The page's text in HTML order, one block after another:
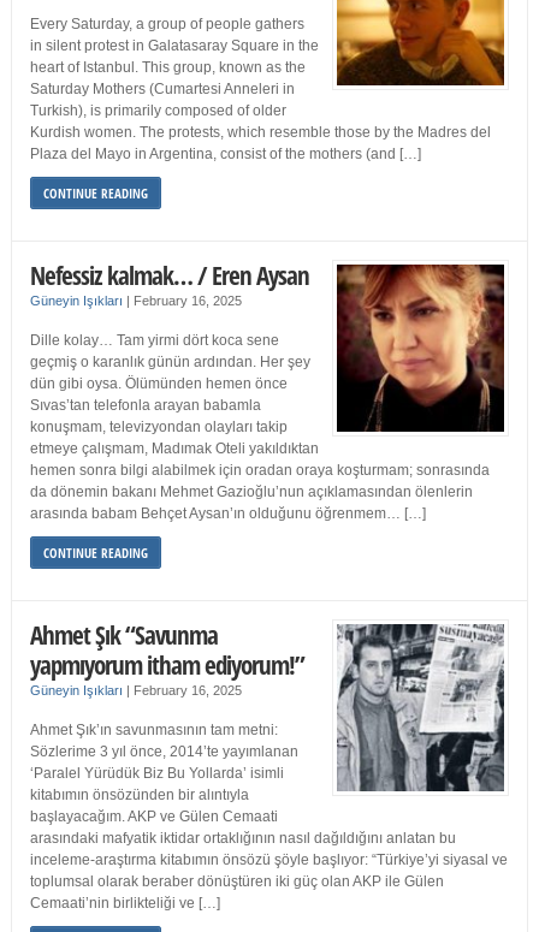
Every Saturday, a group of people gathers
in silent protest in Galatasaray Square in the
heart of Istanbul. This group, known as the
Saturday Mothers (Cumartesi Anneleri in
Turkish), is primarily composed of older
Kurdish women. The protests, which resemble those by the Madres del
Plaza del Mayo in Argentina, consist of the mothers (and […]
CONTINUE READING
Nefessiz kalmak… / Eren Aysan
Güneyin Işıkları | February 16, 2025
Dille kolay… Tam yirmi dört koca sene
geçmiş o karanlık günün ardından. Her şey
dün gibi oysa. Ölümünden hemen önce
Sıvas’tan telefonla arayan babamla
konuşmam, televizyondan olayları takip
etmeye çalışmam, Madımak Oteli yakıldıktan
hemen sonra bilgi alabilmek için oradan oraya koşturmam; sonrasında
da dönemin bakanı Mehmet Gazioğlu’nun açıklamasından ölenlerin
arasında babam Behçet Aysan’ın olduğunu öğrenmem… […]
CONTINUE READING
Ahmet Şık “Savunma
yapmıyorum itham ediyorum!”
Güneyin Işıkları | February 16, 2025
Ahmet Şık’ın savunmasının tam metni:
Sözlerime 3 yıl önce, 2014’te yayımlanan
‘Paralel Yürüdük Biz Bu Yollarda’ isimli
kitabımın önsözünden bir alıntıyla
başlayacağım. AKP ve Gülen Cemaati
arasındaki mafyatik iktidar ortaklığının nasıl dağıldığını anlatan bu
inceleme-araştırma kitabımın önsözü şöyle başlıyor: “Türkiye’yi siyasal ve
toplumsal olarak beraber dönüştüren iki güç olan AKP ile Gülen
Cemaati’nin birlikteliği ve […]